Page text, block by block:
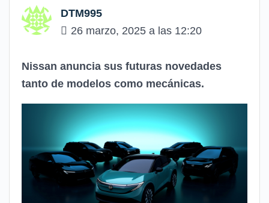
DTM995
26 marzo, 2025 a las 12:20
Nissan anuncia sus futuras novedades
tanto de modelos como mecánicas.